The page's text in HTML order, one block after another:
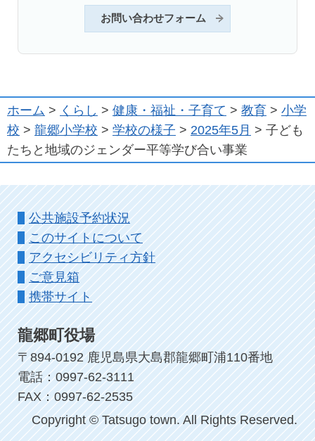
お問い合わせフォーム
ホーム > くらし > 健康・福祉・子育て > 教育 > 小学
校 > 龍郷小学校 > 学校の様子 > 2025年5月 > 子ども
たちと地域のジェンダー平等学び合い事業
公共施設予約状況
このサイトについて
アクセシビリティ方針
ご意見箱
携帯サイト
龍郷町役場
〒894-0192 鹿児島県大島郡龍郷町浦110番地
電話：0997-62-3111
FAX：0997-62-2535
Copyright © Tatsugo town. All Rights Reserved.